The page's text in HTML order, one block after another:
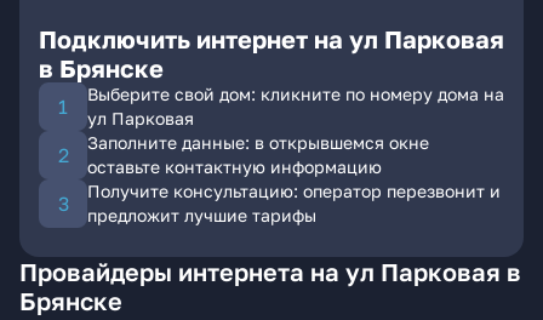
Подключить интернет на ул Парковая
в Брянске
Выберите свой дом: кликните по номеру дома на
ул Парковая
Заполните данные: в открывшемся окне
оставьте контактную информацию
Получите консультацию: оператор перезвонит и
предложит лучшие тарифы
Провайдеры интернета на ул Парковая в
Брянске